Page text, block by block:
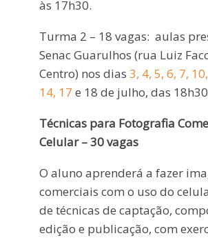
às 17h30.
Turma 2 – 18 vagas: aulas
Senac Guarulhos (rua Luiz
Centro) nos dias 3, 4, 5, 6, 7,
14, 17 e 18 de julho, das
Técnicas para Fotografia
Celular – 30 vagas
O aluno aprenderá a fazer
comerciais com o uso do
de técnicas de captação,
edição e publicação, com